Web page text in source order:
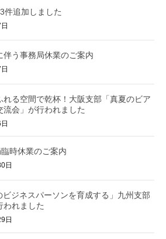
件追加しました
伴う事務局休業のご案内
れる空間で乾杯！大阪支部「真夏のビア
流会」が行われました
時休業のご案内
日
ビジネスパーソンを育成する」九州支部
われました
日